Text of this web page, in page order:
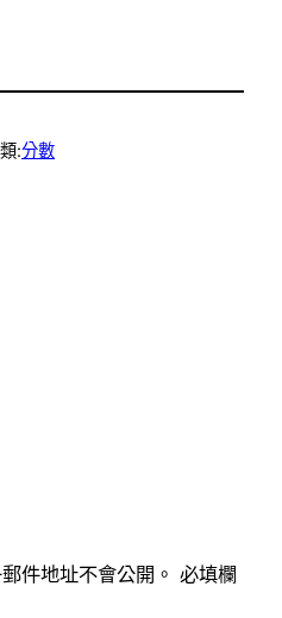
:分數
件地址不會公開。 必填欄